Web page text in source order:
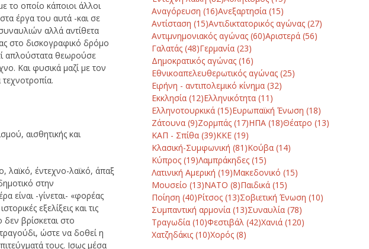
το οποίο κάποιοι άλλοι
έργα του αυτά -και σε
αλλά αντίθετα
στο δισκογραφικό δρόμο
απλούστατα θεωρούσε
Και φυσικά μαζί με τον
τεχνοτροπία.
αισθητικής και
λαϊκό, έντεχνο-λαϊκό, άπαξ
στην
είναι -γίνεται- «φορέας
εξελίξεις και τις
βρίσκεται στο
ώστε να δοθεί η
τους. Ισως μέσα
Αναγόρευση (16)Ανεξαρτησία(15)
Αντίσταση (15)Αντιδικτατορικός αγώνας(27)
Αντιμνημονιακός αγώνας(60)Αριστερά(56)
Γαλατάς(48)Γερμανία(23)
Δημοκρατικός αγώνας(16)
Εθνικοαπελευθερωτικός αγώνας(25)
Ειρήνη - αντιπολεμικό κίνημα(32)
Εκκλησία(12)Ελληνικότητα(11)
Ελληνοτουρκικά(15)Ευρωπαϊκή Ένωση (18)
Ζάτουνα(9)Ζορμπάς(17)ΗΠΑ(18)Θέατρο (13)
ΚΑΠ - Σπίθα(39)ΚΚΕ(19)
Κλασική-Συμφωνική (81)Κούβα(14)
Κύπρος(19)Λαμπράκηδες(15)
Λατινική Αμερική (19)Μακεδονικό (15)
Μουσείο (13)ΝΑΤΟ (8)Παιδικά(15)
Ποίηση (40)Ρίτσος(13)Σοβιετική Ένωση (10)
Συμπαντική αρμονία(13)Συναυλία(78)
Τραγωδία(10)Φεστιβάλ(42)Χανιά(120)
Χατζηδάκις(10)Χορός(8)